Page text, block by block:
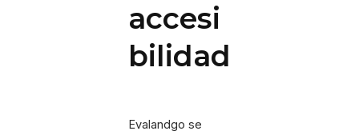
accesi
bilidad
Evalandgo se